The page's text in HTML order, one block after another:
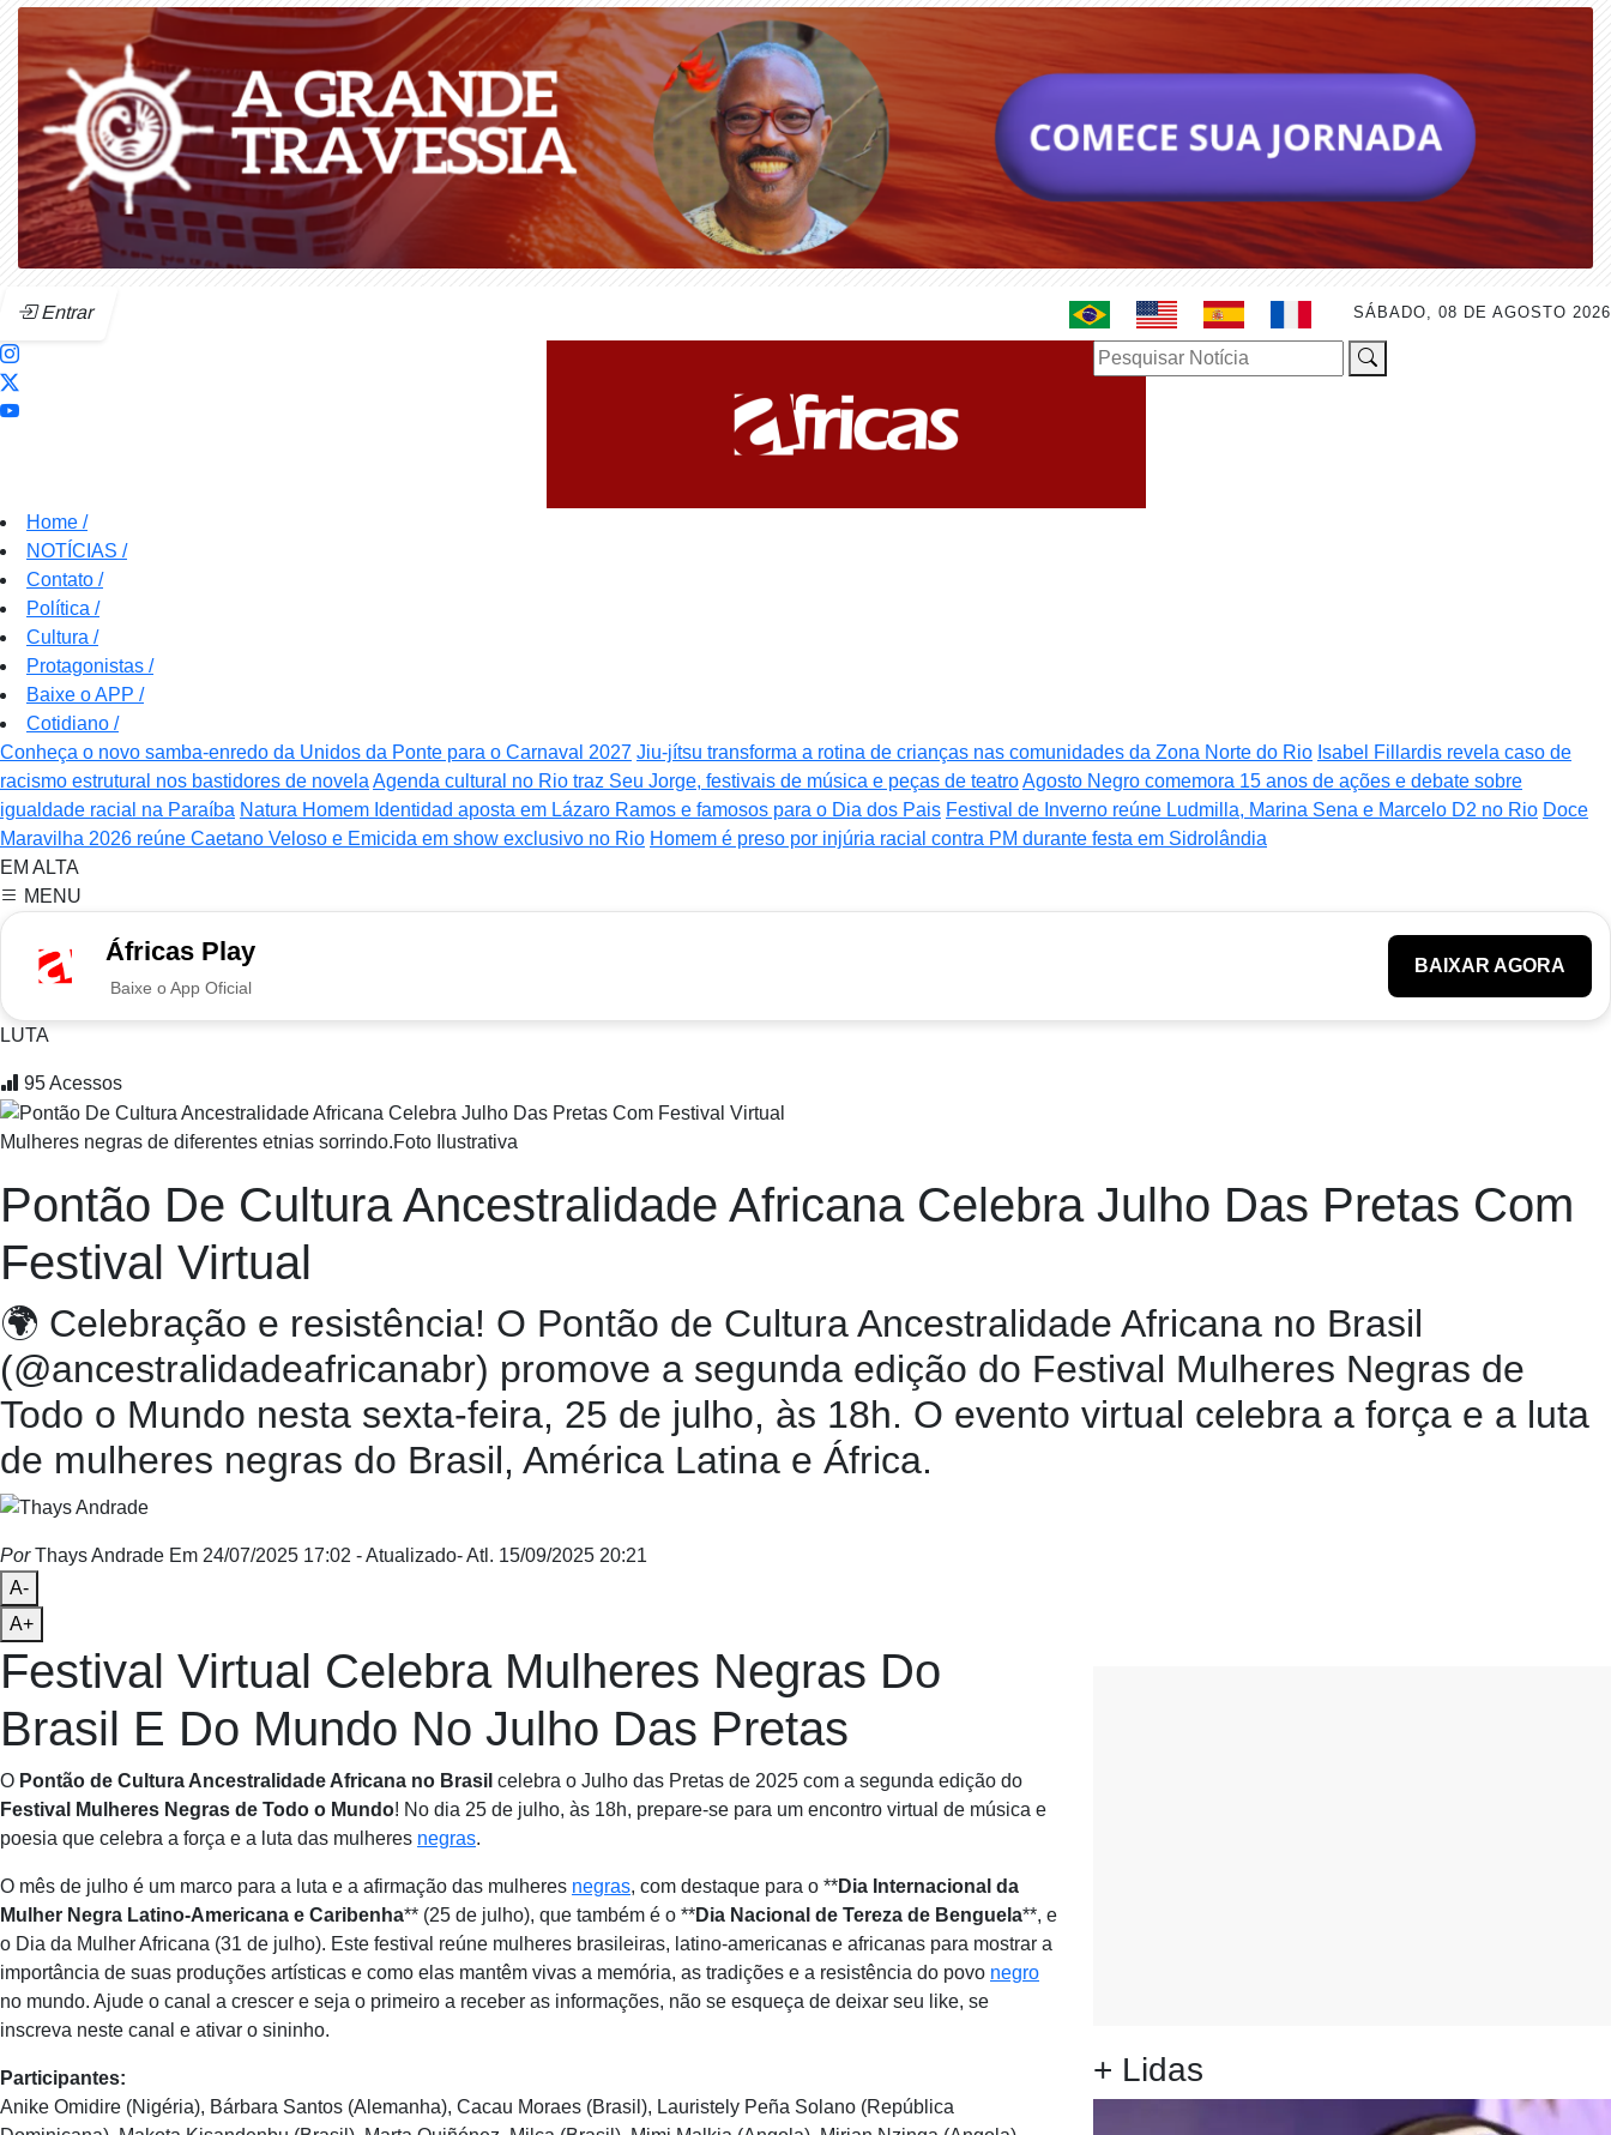
Entrar SÁBADO, 08 DE AGOSTO 2026
Pesquisar Notícia
Home /
NOTÍCIAS /
Contato /
Política /
Cultura /
Protagonistas /
Baixe o APP /
Cotidiano /
Conheça o novo samba-enredo da Unidos da Ponte para o Carnaval 2027 Jiu-jítsu transforma a rotina de crianças nas comunidades da Zona Norte do Rio Isabel Fillardis revela caso de
racismo estrutural nos bastidores de novela Agenda cultural no Rio traz Seu Jorge, festivais de música e peças de teatroAgosto Negro comemora 15 anos de ações e debate sobre
igualdade racial na Paraíba Natura Homem Identidad aposta em Lázaro Ramos e famosos para o Dia dos Pais Festival de Inverno reúne Ludmilla, Marina Sena e Marcelo D2 no Rio Doce
Maravilha 2026 reúne Caetano Veloso e Emicida em show exclusivo no Rio Homem é preso por injúria racial contra PM durante festa em Sidrolândia
EM ALTA
MENU
Áfricas Play
Baixe o App Oficial
BAIXAR AGORA
LUTA
95Acessos
Mulheres negras de diferentes etnias sorrindo.Foto Ilustrativa
Pontão De Cultura Ancestralidade Africana Celebra Julho Das Pretas Com
Festival Virtual
🌍 Celebração e resistência! O Pontão de Cultura Ancestralidade Africana no Brasil
(@ancestralidadeafricanabr) promove a segunda edição do Festival Mulheres Negras de
Todo o Mundo nesta sexta-feira, 25 de julho, às 18h. O evento virtual celebra a força e a luta
de mulheres negras do Brasil, América Latina e África.
PorThays Andrade Em 24/07/2025 17:02 - Atualizado- Atl. 15/09/2025 20:21
A-
A+
Festival Virtual Celebra Mulheres Negras Do
Brasil E Do Mundo No Julho Das Pretas
O Pontão de Cultura Ancestralidade Africana no Brasil celebra o Julho das Pretas de 2025 com a segunda edição do
Festival Mulheres Negras de Todo o Mundo! No dia 25 de julho, às 18h, prepare-se para um encontro virtual de música e
poesia que celebra a força e a luta das mulheres negras.
O mês de julho é um marco para a luta e a afirmação das mulheres negras, com destaque para o **Dia Internacional da
Mulher Negra Latino-Americana e Caribenha** (25 de julho), que também é o **Dia Nacional de Tereza de Benguela**, e
o Dia da Mulher Africana (31 de julho). Este festival reúne mulheres brasileiras, latino-americanas e africanas para mostrar a
importância de suas produções artísticas e como elas mantêm vivas a memória, as tradições e a resistência do povo negro
no mundo. Ajude o canal a crescer e seja o primeiro a receber as informações, não se esqueça de deixar seu like, se
inscreva neste canal e ativar o sininho.
Participantes:
Anike Omidire (Nigéria), Bárbara Santos (Alemanha), Cacau Moraes (Brasil), Lauristely Peña Solano (República
+ Lidas